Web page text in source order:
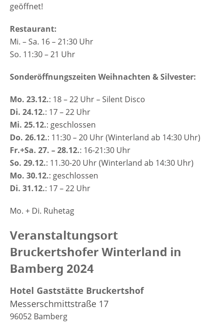
geöffnet!
Restaurant:
Mi. – Sa. 16 – 21:30 Uhr
So. 11:30 – 21 Uhr
Sonderöffnungszeiten Weihnachten & Silvester:
Mo. 23.12.: 18 – 22 Uhr – Silent Disco
Di. 24.12.: 17 – 22 Uhr
Mi. 25.12.: geschlossen
Do. 26.12.: 11:30 – 20 Uhr (Winterland ab 14:30 Uhr)
Fr.+Sa. 27. – 28.12.: 16-21:30 Uhr
So. 29.12.: 11.30-20 Uhr (Winterland ab 14:30 Uhr)
Mo. 30.12.: geschlossen
Di. 31.12.: 17 – 22 Uhr
Mo. + Di. Ruhetag
Veranstaltungsort
Bruckertshofer Winterland in
Bamberg 2024
Hotel Gaststätte Bruckertshof
Messerschmittstraße 17
96052 Bamberg